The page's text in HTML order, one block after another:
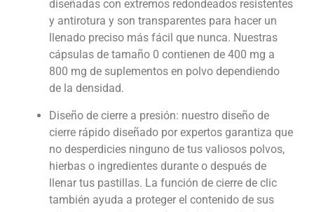
diseñadas con extremos redondeados resistentes
y antirotura y son transparentes para hacer un
llenado preciso más fácil que nunca. Nuestras
cápsulas de tamaño 0 contienen de 400 mg a
800 mg de suplementos en polvo dependiendo
de la densidad.
Diseño de cierre a presión: nuestro diseño de
cierre rápido diseñado por expertos garantiza que
no desperdicies ninguno de tus valiosos polvos,
hierbas o ingredientes durante o después de
llenar tus pastillas. La función de cierre de clic
también ayuda a proteger el contenido de sus